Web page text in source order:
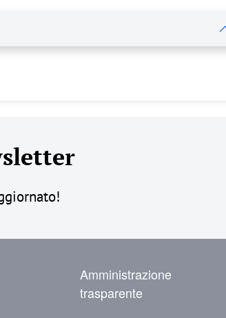
Amministrazione
trasparente